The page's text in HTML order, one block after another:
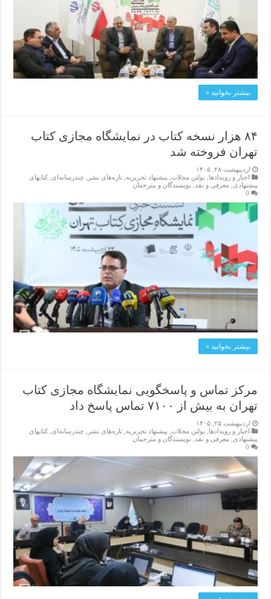
بیشتر بخوانید »
۸۴ هزار نسخه کتاب در نمایشگاه مجازی کتاب
تهران فروخته شد
اردیبهشت ۲۸, ۱۴۰۵
اخبار و رویدادها
بولتن مجلات پیشنهاد تحریریه ,تازەهای نشر چندرسانه‌ای ,کتابهای
پیشنهادی
معرفی و نقد
نویسندگان و مترجمان
0
بیشتر بخوانید »
مرکز تماس و پاسخگویی نمایشگاه مجازی کتاب
تهران به بیش از ۷۱۰۰ تماس پاسخ داد
اردیبهشت ۲۵, ۱۴۰۵
اخبار و رویدادها
بولتن مجلات پیشنهاد تحریریه ,تازەهای نشر چندرسانه‌ای ,کتابهای
پیشنهادی
معرفی و نقد
نویسندگان و مترجمان
0